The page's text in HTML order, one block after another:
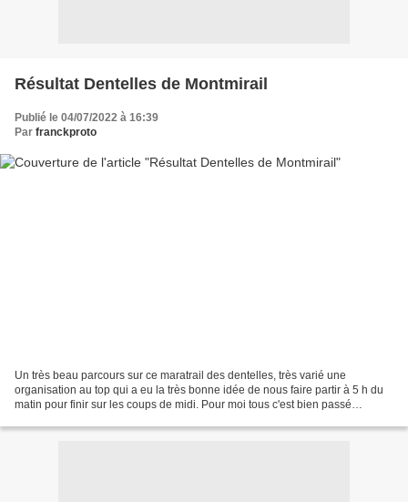
Résultat Dentelles de Montmirail
Publié le 04/07/2022 à 16:39
Par franckproto
Un très beau parcours sur ce maratrail des dentelles, très varié une
organisation au top qui a eu la très bonne idée de nous faire partir à 5 h du
matin pour finir sur les coups de midi. Pour moi tous c'est bien passé